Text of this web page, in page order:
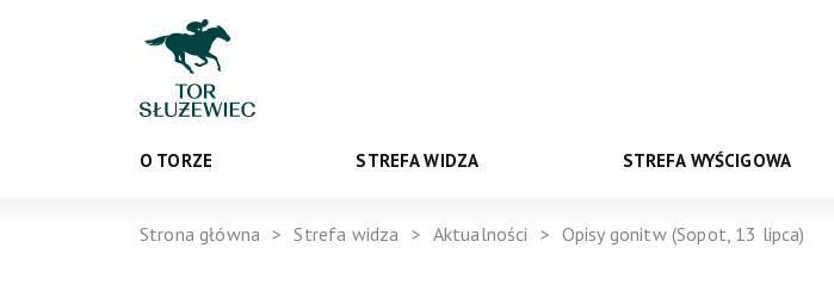
O TORZE STREFA WIDZA STREFA WYŚCIGOWA
Strona główna Strefa widza Aktualności Opisy gonitw (Sopot, 13 lipca)